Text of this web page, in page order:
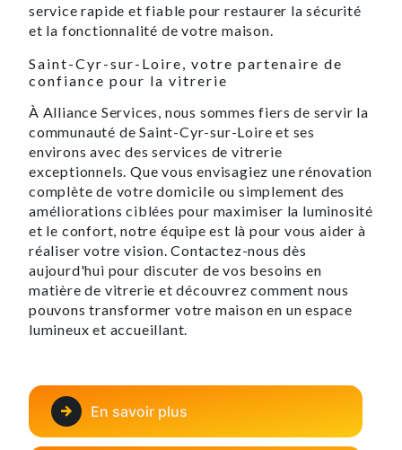
service rapide et fiable pour restaurer la sécurité
et la fonctionnalité de votre maison.
Saint-Cyr-sur-Loire, votre partenaire de
confiance pour la vitrerie
À Alliance Services, nous sommes fiers de servir la
communauté de Saint-Cyr-sur-Loire et ses
environs avec des services de vitrerie
exceptionnels. Que vous envisagiez une rénovation
complète de votre domicile ou simplement des
améliorations ciblées pour maximiser la luminosité
et le confort, notre équipe est là pour vous aider à
réaliser votre vision. Contactez-nous dès
aujourd'hui pour discuter de vos besoins en
matière de vitrerie et découvrez comment nous
pouvons transformer votre maison en un espace
lumineux et accueillant.
En savoir plus